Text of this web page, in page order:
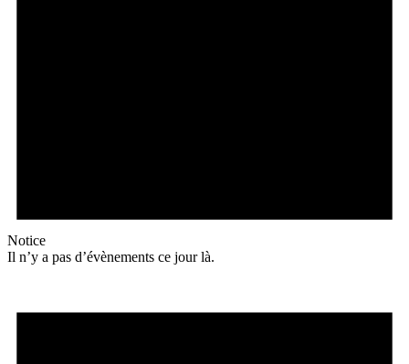
Notice
Il n’y a pas d’évènements ce jour là.